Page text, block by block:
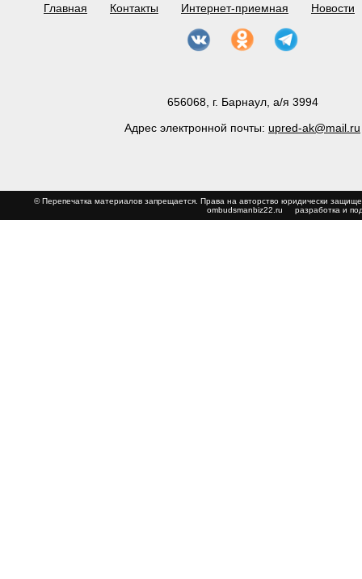
Главная Контакты Интернет-приемная Новости
656068, г. Барнаул, а/я 3994
Адрес электронной почты: upred-ak@mail.ru
© Перепечатка материалов запрещается. Права на авторство юридически
ombudsmanbiz22.ru разработка и